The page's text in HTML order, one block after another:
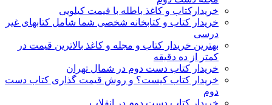
خریدارکتاب و کاغذ باطله با قیمت کیلویی
خریدار کتاب و کتابخانه شخصی شما شامل کتابهای غیر
درسی
بهترین خریدار کتاب و مجله و کاغذ بالاترین قیمت در
کمتر از ده دقیقه
خریدار کتاب دست دوم در شمال تهران
خریدار کتاب کیست؟ و روش قیمت گذاری کتاب دست
دوم